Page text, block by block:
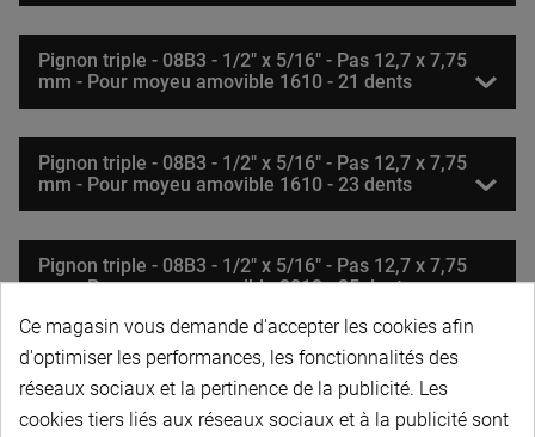
Pignon triple - 08B3 - 1/2" x 5/16" - Pas 12,7 x 7,75
mm - Pour moyeu amovible 1610 - 21 dents
Pignon triple - 08B3 - 1/2" x 5/16" - Pas 12,7 x 7,75
mm - Pour moyeu amovible 1610 - 23 dents
Pignon triple - 08B3 - 1/2" x 5/16" - Pas 12,7 x 7,75
mm - Pour moyeu amovible 2012 - 25 dents
Pignon triple - 08B3 - 1/2" x 5/16" - Pas 12,7 x 7,75
mm - Pour moyeu amovible 2012 - 27 dents
Ce magasin vous demande d'accepter les cookies afin
d'optimiser les performances, les fonctionnalités des
réseaux sociaux et la pertinence de la publicité. Les
cookies tiers liés aux réseaux sociaux et à la publicité sont